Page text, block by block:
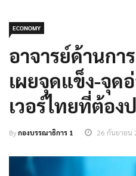
ECONOMY
อาจารย์ด้านกา
เผยจุดแข็ง-จุด
เวอร์ไทยที่ต้อง
Byกองบรรณาธิการ 1 26 กันยายน